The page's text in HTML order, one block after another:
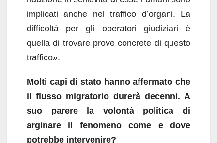
implicati anche nel traffico d’organi. La
difficoltà per gli operatori giudiziari è
quella di trovare prove concrete di questo
traffico».
Molti capi di stato hanno affermato che
il flusso migratorio durerà decenni. A
suo parere la volontà politica di
arginare il fenomeno come e dove
potrebbe intervenire?